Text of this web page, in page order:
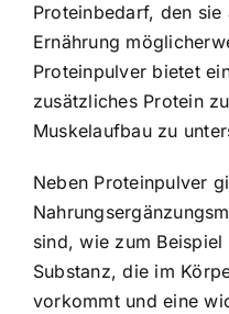
Proteinbedarf, den
Ernährung
Proteinpulver bietet
zusätzliches Protein
Muskelaufbau zu
Neben Proteinpulver
sind, wie zum
Substanz, die im
vorkommt und eine